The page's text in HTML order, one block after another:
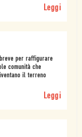
Leggi
per raffigurare
comunità che
il terreno
Leggi